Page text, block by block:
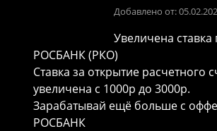
Добавлено от:
Увеличена
РОСБАНК (РКО)
Ставка за открытие расчетного
увеличена с 1000р до 3000р.
Зарабатывай ещё больше с
РОСБАНК